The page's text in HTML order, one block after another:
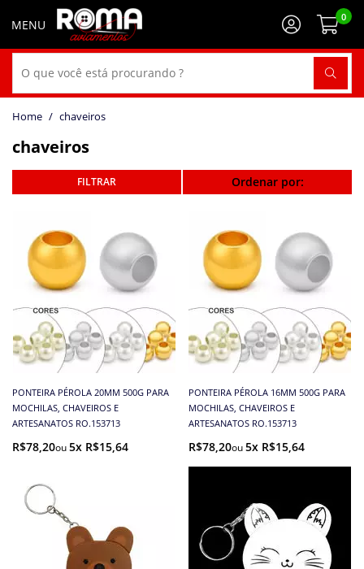
0
chaveiros
chaveiros
Ordenar por:
PONTEIRA PÉROLA 20MM 500G PARA
MOCHILAS, CHAVEIROS E
ARTESANATOS RO.153713
R$78,20 5x R$15,64
PONTEIRA PÉROLA 16MM 500G PARA
MOCHILAS, CHAVEIROS E
ARTESANATOS RO.153713
R$78,20 5x R$15,64